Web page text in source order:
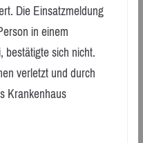
Die Einsatzmeldung
in einem
sich nicht.
verletzt und durch
Krankenhaus